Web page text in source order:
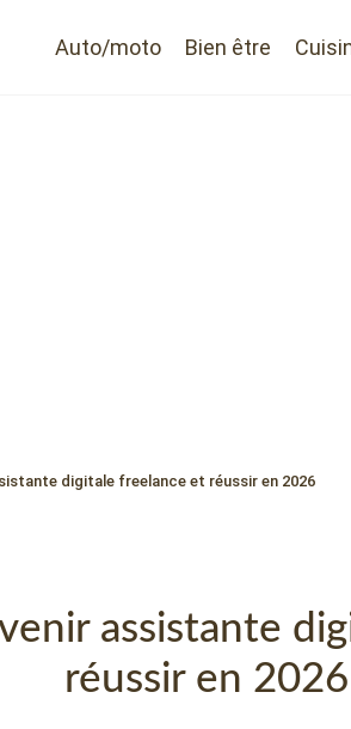
Auto/moto Bien être
digitale freelance et réussir en 2026
assistante
réussir en 2026